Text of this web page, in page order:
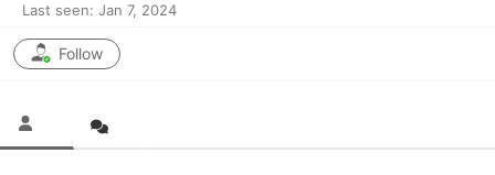
Last seen: Jan 7, 2024
Follow